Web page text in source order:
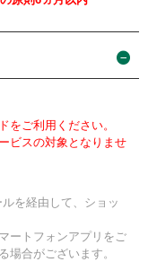
をご利用ください。
ビスの対象となりませ
を経由して、ショッ
ートフォンアプリをご
場合がございます。